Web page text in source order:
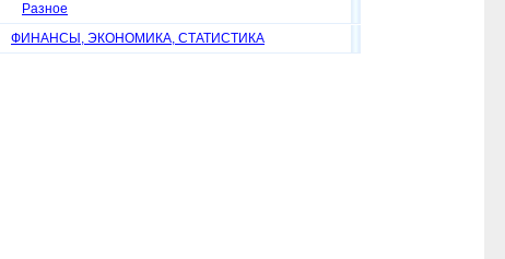
Разное
ФИНАНСЫ, ЭКОНОМИКА, СТАТИСТИКА